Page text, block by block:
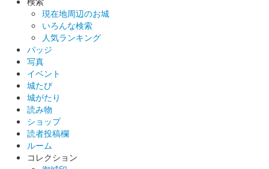
熊本城 御城印
背景に天守閣のイラストが入った御城印。加藤清正公の座右の銘
「履道応乾」も押印されている。
熊本城 御城印
販売終了
秋の限定御城印。紅葉と銀杏がデザインされている。
現在地周辺のお城
いろんな検索
人気ランキング
バッジ
写真
イベント
城たび
城がたり
読み物
ショップ
読者投稿欄
ルーム
コレクション